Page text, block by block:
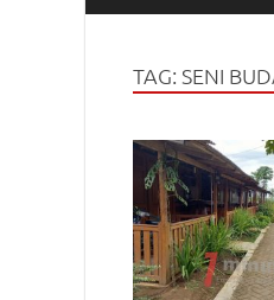
TAG: SENI